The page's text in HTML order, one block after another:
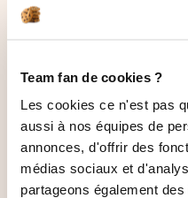
Team fan de cookies ?
Les cookies ce n'est pas
aussi à nos équipes de
annonces, d'offrir des
médias sociaux et
partageons également
En vous inscrivant à la
mails de Guy Demarle sur
Nous ne partageons pas vos
tout moment vous désinscrire
Newsletters envoyées, ainsi
disposez d’un
J’accepte de recevoir